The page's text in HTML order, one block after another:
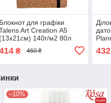
Блокнот для графіки
Art Creation А5
(13х21см) 140г/м2 80л
₴ 460 ₴
–10%